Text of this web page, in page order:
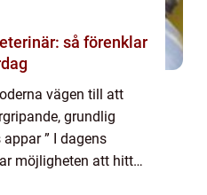
så förenklar
vägen till att
grundlig
” I dagens
möjligheten att hitta